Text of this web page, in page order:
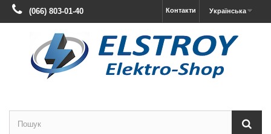
Українська
Контакти
(066) 803-01-40